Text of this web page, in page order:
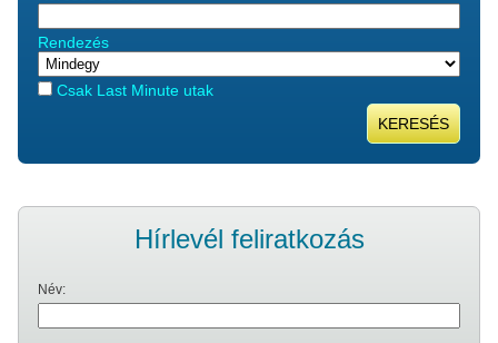
Rendezés
Csak Last Minute utak
KERESÉS
Hírlevél feliratkozás
Név: